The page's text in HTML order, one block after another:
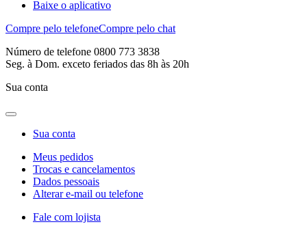
Baixe o aplicativo
Compre pelo telefoneCompre pelo chat
Número de telefone 0800 773 3838
Seg. à Dom. exceto feriados das 8h às 20h
Sua conta
Sua conta
Meus pedidos
Trocas e cancelamentos
Dados pessoais
Alterar e-mail ou telefone
Fale com lojista